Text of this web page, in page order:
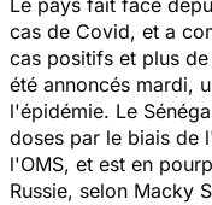
cas de Covid, et a
cas positifs et plus
été annoncés mardi,
l'épidémie. Le
doses par le biais de
l'OMS, et est en
Russie, selon Macky